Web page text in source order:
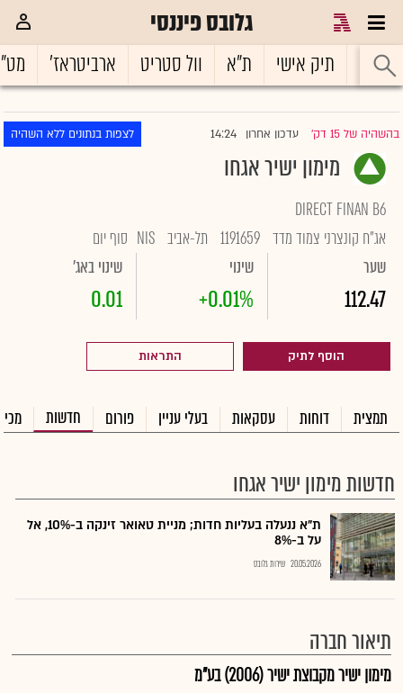
גלובס פיננסי
ראשי תיק אישי ת"א וול סטריט ארביטראז'
בהשהיה של 15 דק' |עדכון אחרון 14:24 לצפות בנתונים ללא השהיה
מימון ישיר אגחו
DIRECT FINAN B6
אג"ח קונצרני צמוד מדד 1191659 תל-אביב NIS סוף יום
שער
112.47
שינוי
+0.01%
שינוי באג'
0.01
הוסף לתיק התראות
תמצית דוחות עסקאות בעלי עניין פורום חדשות
חדשות מימון ישיר אגחו
ת"א ננעלה בעליות חדות; מניית טאואר זינקה ב-10%, אל
על ב-8%
20.05.2026 שירות גלובס
תיאור חברה
מימון ישיר מקבוצת ישיר (2006) בע"מ